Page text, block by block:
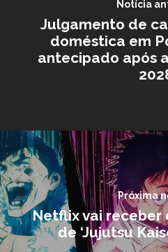
Notícia
Julgamento de
doméstica em
antecipado após
Próxima
Netflix vai receber
de ‘Jujutsu